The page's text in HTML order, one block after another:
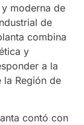
moderna de
de
combina
y
a la
la Región de
contó con